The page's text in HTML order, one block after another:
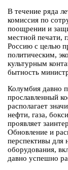
В течение ряда
комиссия по
поощрении и
местной печати,
Россию с целью
политическим,
культурным
бытность
Колумбия давно
прославленный
располагает
нефти, газа,
проявляет
Обновление и
перспективы для
оборудования,
давно успешно